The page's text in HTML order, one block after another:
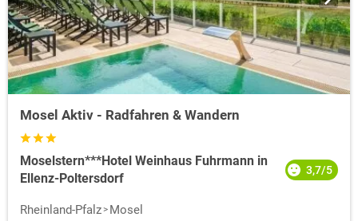
Mosel Aktiv - Radfahren & Wandern
Moselstern***Hotel Weinhaus Fuhrmann in
Ellenz-Poltersdorf
3,7/5
Rheinland-Pfalz
Mosel